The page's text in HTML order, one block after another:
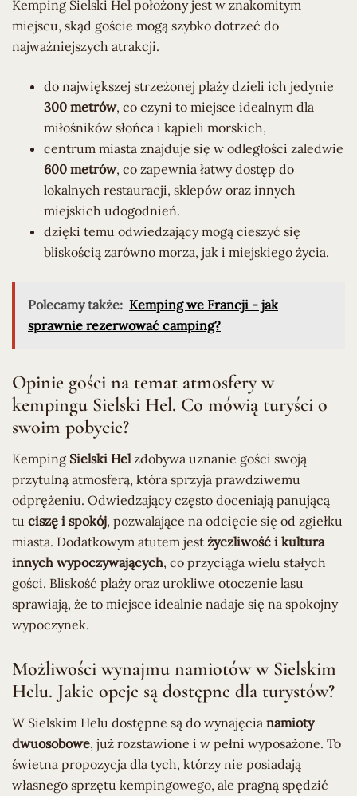
Kemping Sielski Hel położony jest w znakomitym
miejscu, skąd goście mogą szybko dotrzeć do
najważniejszych atrakcji.
do największej strzeżonej plaży dzieli ich jedynie
300 metrów, co czyni to miejsce idealnym dla
miłośników słońca i kąpieli morskich,
centrum miasta znajduje się w odległości zaledwie
600 metrów, co zapewnia łatwy dostęp do
lokalnych restauracji, sklepów oraz innych
miejskich udogodnień.
dzięki temu odwiedzający mogą cieszyć się
bliskością zarówno morza, jak i miejskiego życia.
Polecamy także: Kemping we Francji - jak
sprawnie rezerwować camping?
Opinie gości na temat atmosfery w
kempingu Sielski Hel. Co mówią turyści o
swoim pobycie?
Kemping Sielski Helzdobywa uznanie gości swoją
przytulną atmosferą, która sprzyja prawdziwemu
odprężeniu. Odwiedzający często doceniają panującą
tu ciszę i spokój, pozwalające na odcięcie się od zgiełku
miasta. Dodatkowym atutem jest życzliwość i kultura
innych wypoczywających, co przyciąga wielu stałych
gości. Bliskość plaży oraz urokliwe otoczenie lasu
sprawiają, że to miejsce idealnie nadaje się na spokojny
wypoczynek.
Możliwości wynajmu namiotów w Sielskim
Helu. Jakie opcje są dostępne dla turystów?
W Sielskim Helu dostępne są do wynajęcia namioty
dwuosobowe, już rozstawione i w pełni wyposażone. To
świetna propozycja dla tych, którzy nie posiadają
własnego sprzętu kempingowego, ale pragną spędzić